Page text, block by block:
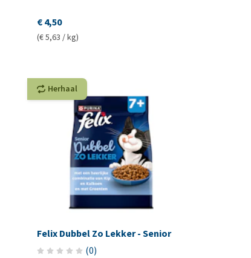
€ 4,50
(€ 5,63 / kg)
Herhaal
Felix Dubbel Zo Lekker - Senior
(0)